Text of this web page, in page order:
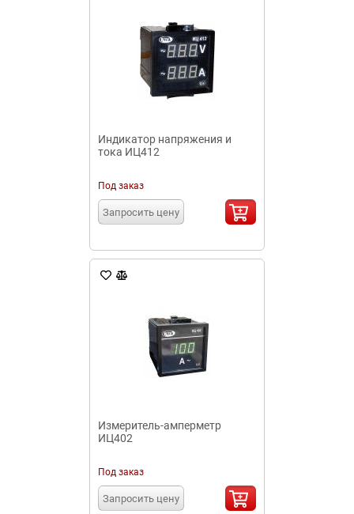
Индикатор напряжения и
тока ИЦ412
Под заказ
Запросить цену
Измеритель-амперметр
ИЦ402
Под заказ
Запросить цену